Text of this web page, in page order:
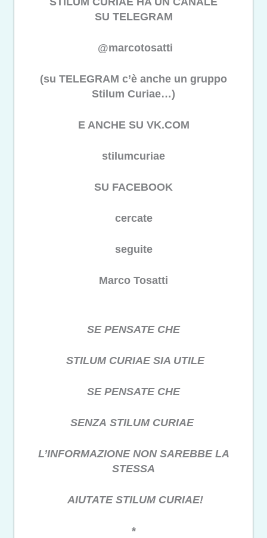
SU TELEGRAM
@marcotosatti
(su TELEGRAM c’è anche un gruppo
Stilum Curiae…)
E ANCHE SU VK.COM
stilumcuriae
SU FACEBOOK
cercate
seguite
Marco Tosatti
SE PENSATE CHE
STILUM CURIAE SIA UTILE
SE PENSATE CHE
SENZA STILUM CURIAE
L’INFORMAZIONE NON SAREBBE LA
STESSA
AIUTATE STILUM CURIAE!
*